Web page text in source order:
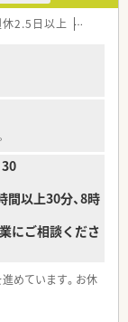
休2.5日以上 週32h以
30
間以上30分、8時
にご相談くださ
めています。お休